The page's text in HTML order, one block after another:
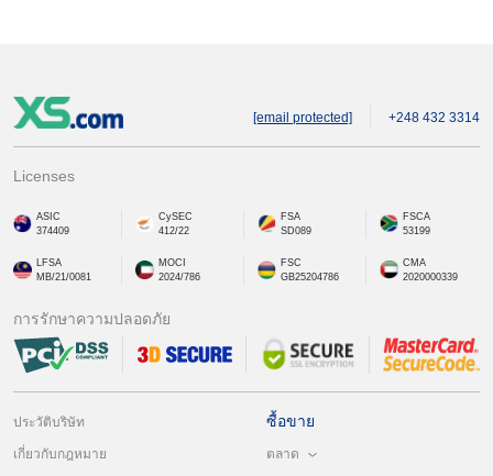
[email protected] +248 432 3314
Licenses
ASIC
374409
CySEC
412/22
FSA
SD089
FSCA
53199
LFSA
MB/21/0081
MOCI
2024/786
FSC
GB25204786
CMA
2020000339
การรักษาความปลอดภัย
ประวัติบริษัท
เกี่ยวกับกฎหมาย
ซื้อขาย
ตลาด